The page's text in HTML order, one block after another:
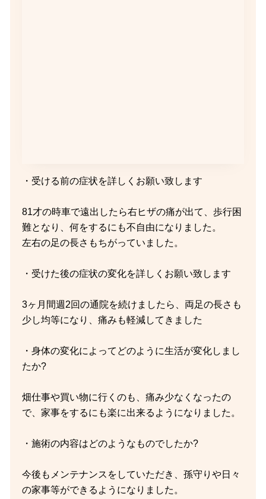
・受ける前の症状を詳しくお願い致します
81才の時車で遠出したら右ヒザの痛が出て、歩行困
難となり、何をするにも不自由になりました。
左右の足の長さもちがっていました。
・受けた後の症状の変化を詳しくお願い致します
3ヶ月間週2回の通院を続けましたら、両足の長さも
少し均等になり、痛みも軽減してきました
・身体の変化によってどのように生活が変化しまし
たか?
畑仕事や買い物に行くのも、痛み少なくなったの
で、家事をするにも楽に出来るようになりました。
・施術の内容はどのようなものでしたか?
今後もメンテナンスをしていただき、孫守りや日々
の家事等ができるようになりました。